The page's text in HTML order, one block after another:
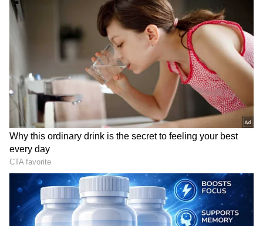
ಶೆಟ್ಟಿ ಅವರು ಕೇಂದ್ರ ಹಣಕಾಸು ಸಚಿವೆ ನಿರ್ಮಲಾ
ಸೀತಾರಾಮನ್ ಅವರಿಗೆ ಈ ಚೆಕ್ ಅನ್ನು ಸಲ್ಲಿಸಿದ್ದಾರೆ.
ಸಮಗ್ರ ಸುದ್ದಿ ಮೂಲವನ್ನಾಗಿ asianet suvarna news ಅನ್ನು
ಆಯ್ಕೆ ಮಾಡಿಕೊಳ್ಳಿ